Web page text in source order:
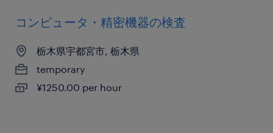
コンピュータ・精密機器の検査
栃木県宇都宮市, 栃木県
temporary
¥1250.00 per hour